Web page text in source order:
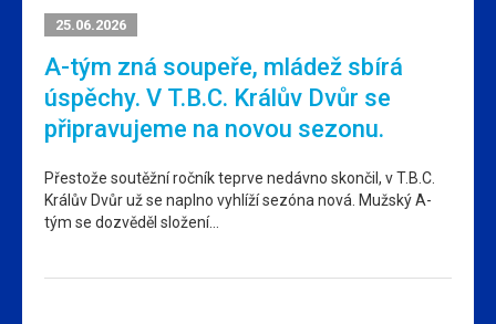
25.06.2026
A-tým zná soupeře, mládež sbírá
úspěchy. V T.B.C. Králův Dvůr se
připravujeme na novou sezonu.
Přestože soutěžní ročník teprve nedávno skončil, v T.B.C.
Králův Dvůr už se naplno vyhlíží sezóna nová. Mužský A-
tým se dozvěděl složení…